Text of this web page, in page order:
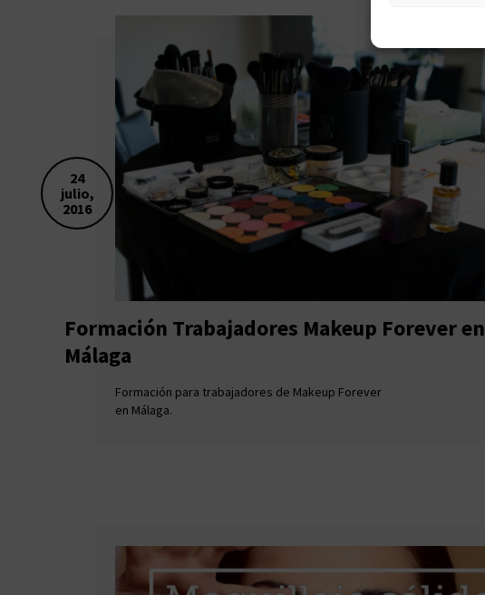
24
julio,
2016
Formación Trabajadores Makeup Forever en
Málaga
Formación para trabajadores de Makeup Forever
en Málaga.